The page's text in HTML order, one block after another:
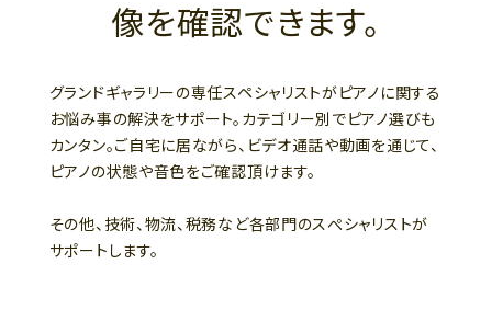
像を確認できます。
グランドギャラリーの専任スペシャリストがピアノに関する
お悩み事の解決をサポート。カテゴリー別でピアノ選びも
カンタン。ご自宅に居ながら、ビデオ通話や動画を通じて、
ピアノの状態や音色をご確認頂けます。
その他、技術、物流、税務など各部門のスぺシャリストが
サポートします。